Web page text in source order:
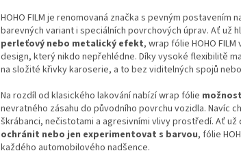
HOHO FILM je renomovaná značka s pevným postavením
barevných variant i speciálních povrchových úprav. Ať už
perleťový nebo metalický efekt, wrap fólie HOHO
design, který nikdo nepřehlédne. Díky vysoké flexibilitě
na složité křivky karoserie, a to bez viditelných spojů
Na rozdíl od klasického lakování nabízí wrap fólie
nevratného zásahu do původního povrchu vozidla. Navíc
škrábanci, nečistotami a agresivními vlivy prostředí. Ať už
ochránit nebo jen experimentovat s barvou, fólie
každého automobilového nadšence.